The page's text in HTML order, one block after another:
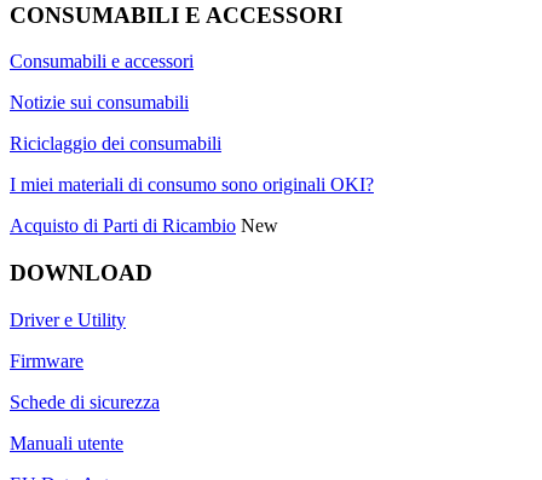
CONSUMABILI E ACCESSORI
Consumabili e accessori
Notizie sui consumabili
Riciclaggio dei consumabili
I miei materiali di consumo sono originali OKI?
Acquisto di Parti di Ricambio New
DOWNLOAD
Driver e Utility
Firmware
Schede di sicurezza
Manuali utente